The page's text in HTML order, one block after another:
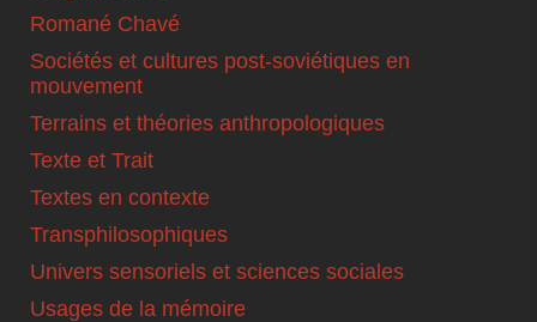
Romané Chavé
Sociétés et cultures post-soviétiques en
mouvement
Terrains et théories anthropologiques
Texte et Trait
Textes en contexte
Transphilosophiques
Univers sensoriels et sciences sociales
Usages de la mémoire